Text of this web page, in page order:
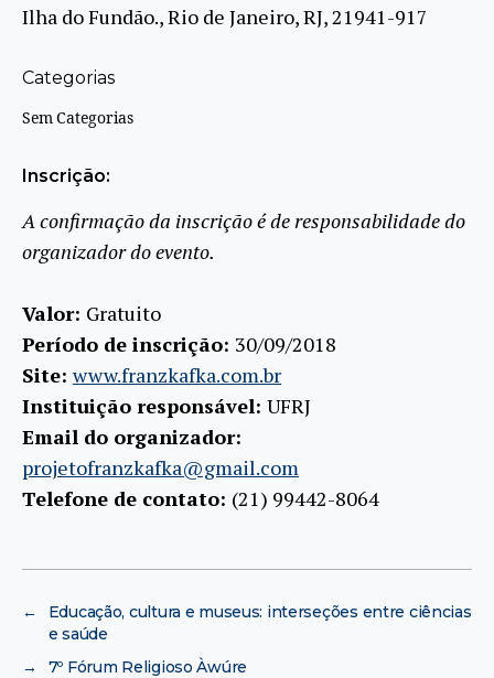
Ilha do Fundão., Rio de Janeiro, RJ, 21941-917
Categorias
Sem Categorias
Inscrição:
A confirmação da inscrição é de responsabilidade do
organizador do evento.
Valor: Gratuito
Período de inscrição: 30/09/2018
Site:www.franzkafka.com.br
Instituição responsável: UFRJ
Email do organizador:
projetofranzkafka@gmail.com
Telefone de contato: (21) 99442-8064
←
Educação, cultura e museus: interseções entre ciências
e saúde
→
7º Fórum Religioso Àwúre